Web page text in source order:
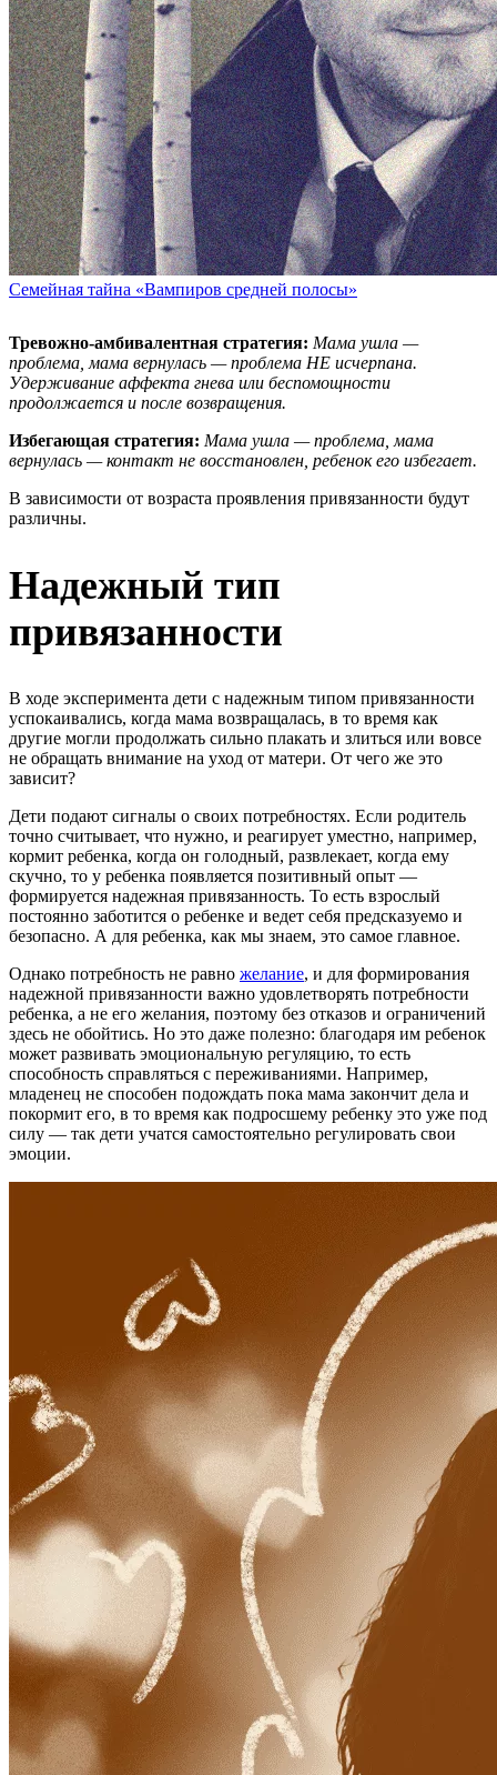
Семейная тайна «Вампиров средней полосы»
Тревожно-амбивалентная стратегия: Мама ушла —
проблема, мама вернулась —проблема НЕ исчерпана.
Удерживание аффекта гнева или беспомощности
продолжается и после возвращения.
Избегающая стратегия: Мама ушла — проблема, мама
вернулась — контакт не восстановлен, ребенок его избегает.
В зависимости от возраста проявления привязанности будут
различны.
Надежный тип
привязанности
В ходе эксперимента дети с надежным типом привязанности
успокаивались, когда мама возвращалась, в то время как
другие могли продолжать сильно плакать и злиться или вовсе
не обращать внимание на уход от матери. От чего же это
зависит?
Дети подают сигналы о своих потребностях. Если родитель
точно считывает, что нужно, и реагирует уместно, например,
кормит ребенка, когда он голодный, развлекает, когда ему
скучно, то у ребенка появляется позитивный опыт —
формируется надежная привязанность. То есть взрослый
постоянно заботится о ребенке и ведет себя предсказуемо и
безопасно. А для ребенка, как мы знаем, это самое главное.
Однако потребность не равно желание, и для формирования
надежной привязанности важно удовлетворять потребности
ребенка, а не его желания, поэтому без отказов и ограничений
здесь не обойтись. Но это даже полезно: благодаря им ребенок
может развивать эмоциональную регуляцию, то есть
способность справляться с переживаниями. Например,
младенец не способен подождать пока мама закончит дела и
покормит его, в то время как подросшему ребенку это уже под
силу — так дети учатся самостоятельно регулировать свои
эмоции.